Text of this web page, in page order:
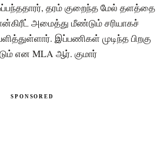
தரம் குறைந்த மேல் தளத்தை
அமைத்து மீண்டும் சரியாகச்
இப்பணிகள் முடிந்த பிறகு
என MLA ஆர். குமார்